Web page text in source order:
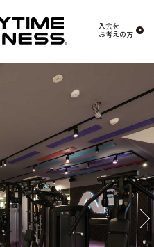
入会を
お考えの方